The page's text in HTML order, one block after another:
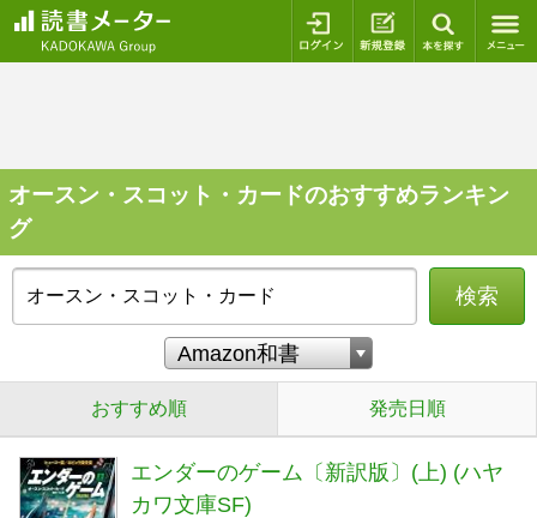
ログイン 新規登録
オースン・スコット・カードのおすすめランキン
グ
検索
おすすめ順 発売日順
エンダーのゲーム〔新訳版〕(上) (ハヤ
カワ文庫SF)